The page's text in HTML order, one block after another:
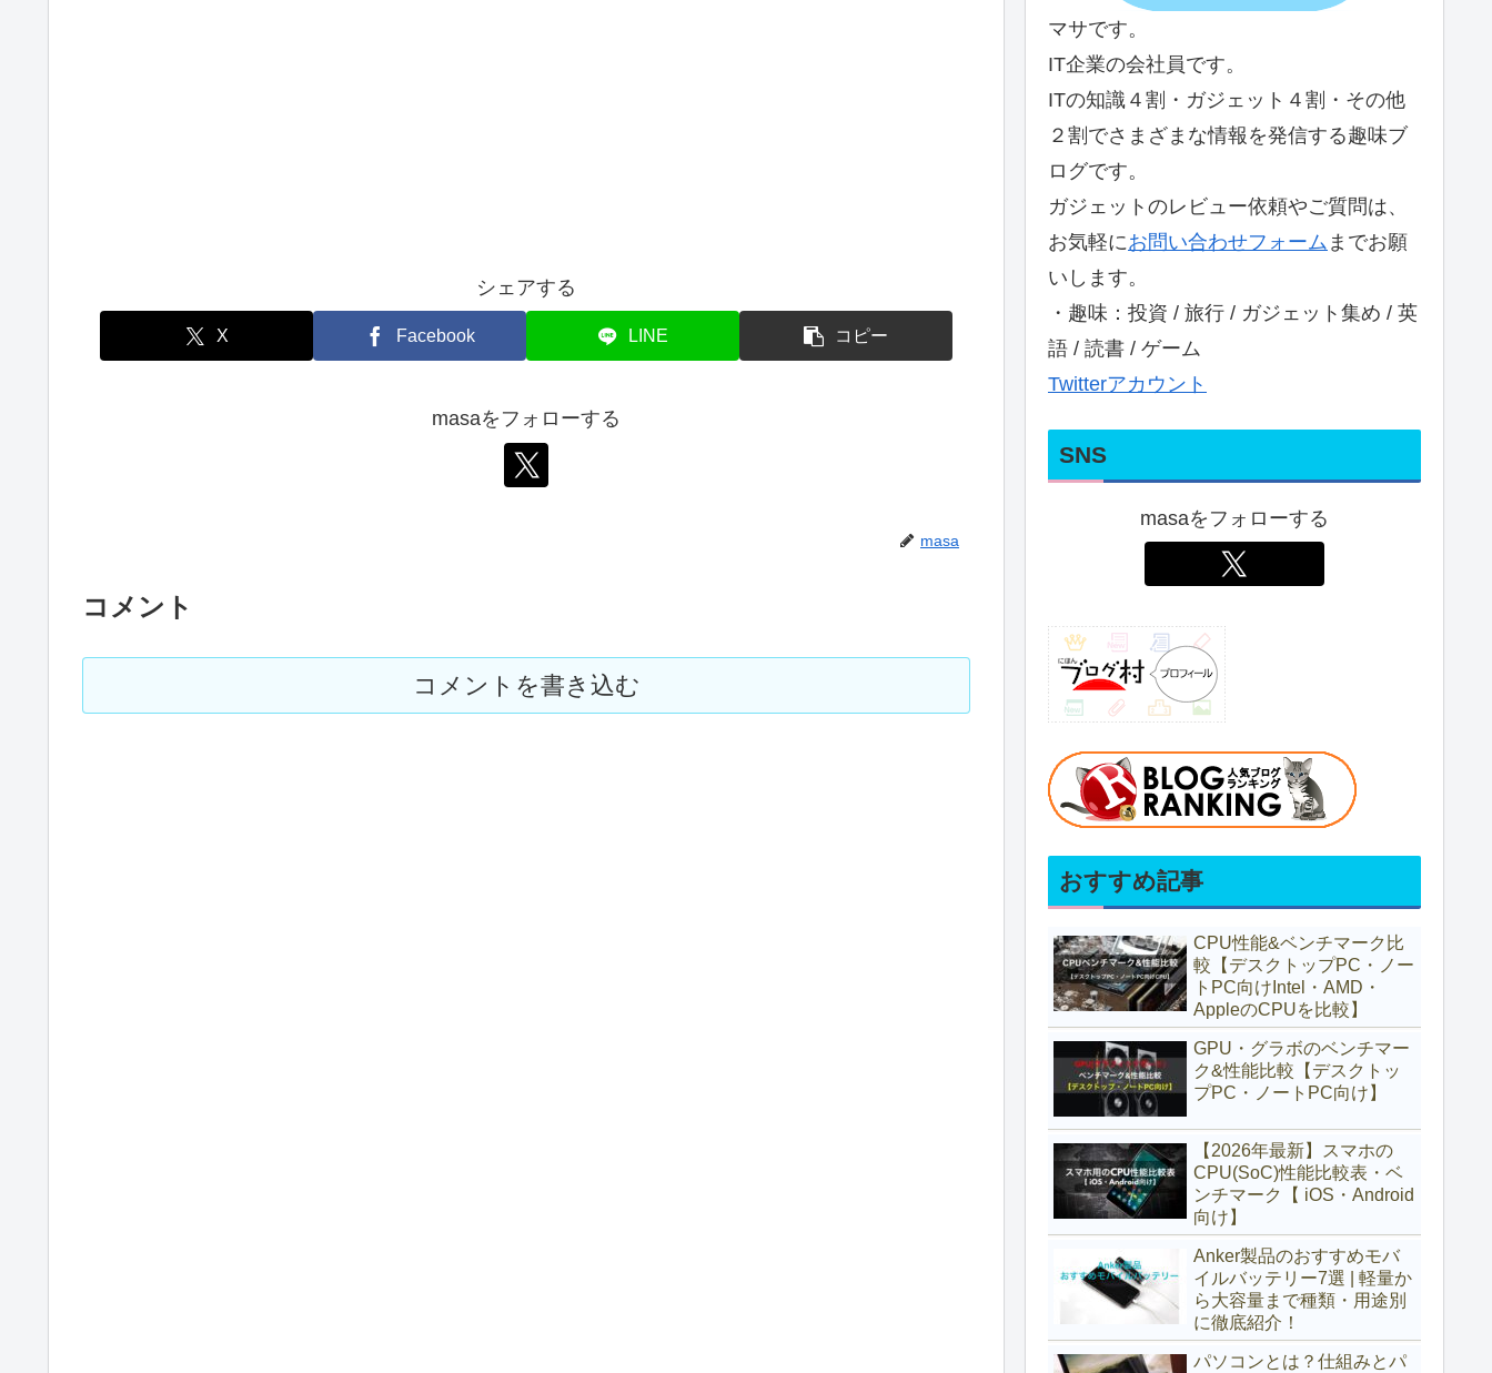
シェアする
X Facebook LINE コピー
masaをフォローする
masa
コメント
コメントを書き込む
マサです。
IT企業の会社員です。
ITの知識４割・ガジェット４割・その他
２割でさまざまな情報を発信する趣味ブ
ログです。
ガジェットのレビュー依頼やご質問は、
お気軽にお問い合わせフォーム までお願
いします。
・趣味：投資 / 旅行 / ガジェット集め / 英
語 / 読書 / ゲーム
Twitterアカウント
SNS
masaをフォローする
おすすめ記事
CPU性能&ベンチマーク比
較【デスクトップPC・ノー
トPC向けIntel・AMD・
AppleのCPUを比較】
GPU・グラボのベンチマー
ク&性能比較【デスクトッ
プPC・ノートPC向け】
【2026年最新】スマホの
CPU(SoC)性能比較表・ベ
ンチマーク【 iOS・Android
向け】
Anker製品のおすすめモバ
イルバッテリー7選 | 軽量か
ら大容量まで種類・用途別
に徹底紹介！
パソコンとは？仕組みとパ